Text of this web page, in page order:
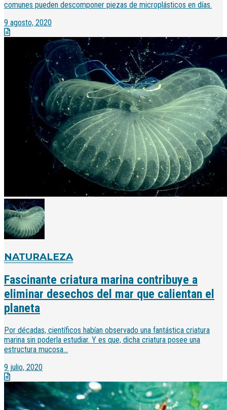
comunes pueden descomponer piezas de microplásticos en días.
9 agosto, 2020
NATURALEZA
Fascinante criatura marina contribuye a
eliminar desechos del mar que calientan el
planeta
Por décadas, científicos habían observado una fantástica criatura
marina sin poderla estudiar. Y es que, dicha criatura posee una
estructura mucosa...
9 julio, 2020